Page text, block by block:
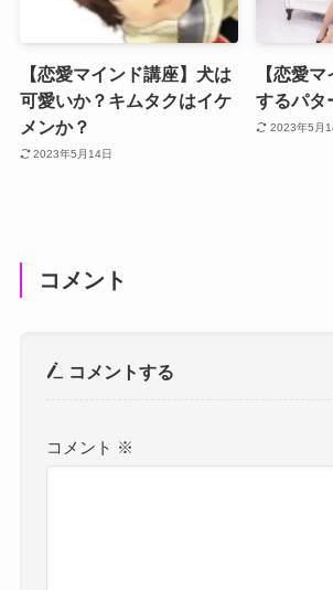
【恋愛マインド講座】犬は
可愛いか？キムタクはイケ
メンか？
2023年5月14日
【恋愛
するパタ
2023年5月
コメント
コメントする
コメント ※